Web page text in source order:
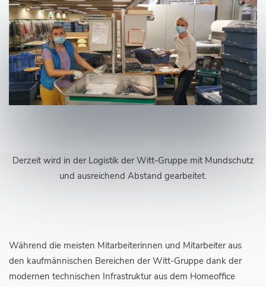
Derzeit wird in der Logistik der Witt-Gruppe mit Mundschutz
und ausreichend Abstand gearbeitet.
Während die meisten Mitarbeiterinnen und Mitarbeiter aus
den kaufmännischen Bereichen der Witt-Gruppe dank der
modernen technischen Infrastruktur aus dem Homeoffice